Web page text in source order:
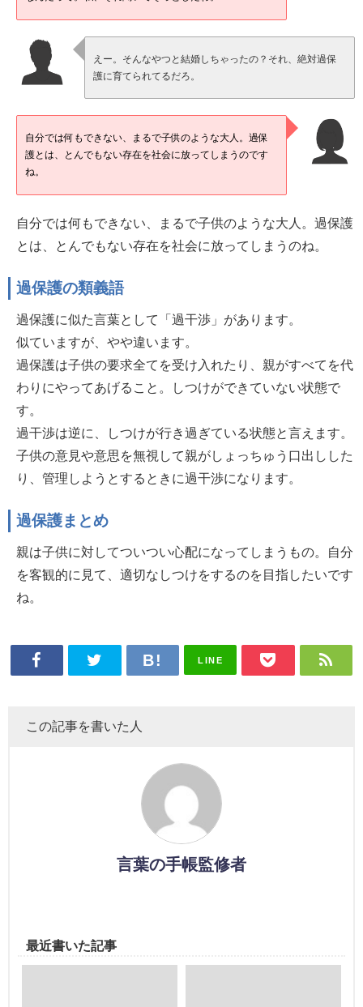
えー。そんなやつと結婚しちゃったの？それ、絶対過保
護に育てられてるだろ。
自分では何もできない、まるで子供のような大人。過保
護とは、とんでもない存在を社会に放ってしまうのです
ね。
自分では何もできない、まるで子供のような大人。過保護
とは、とんでもない存在を社会に放ってしまうのね。
過保護の類義語
過保護に似た言葉として「過干渉」があります。
似ていますが、やや違います。
過保護は子供の要求全てを受け入れたり、親がすべてを代
わりにやってあげること。しつけができていない状態で
す。
過干渉は逆に、しつけが行き過ぎている状態と言えます。
子供の意見や意思を無視して親がしょっちゅう口出しした
り、管理しようとするときに過干渉になります。
過保護まとめ
親は子供に対してついつい心配になってしまうもの。自分
を客観的に見て、適切なしつけをするのを目指したいです
ね。
LINE
この記事を書いた人
言葉の手帳監修者
最近書いた記事